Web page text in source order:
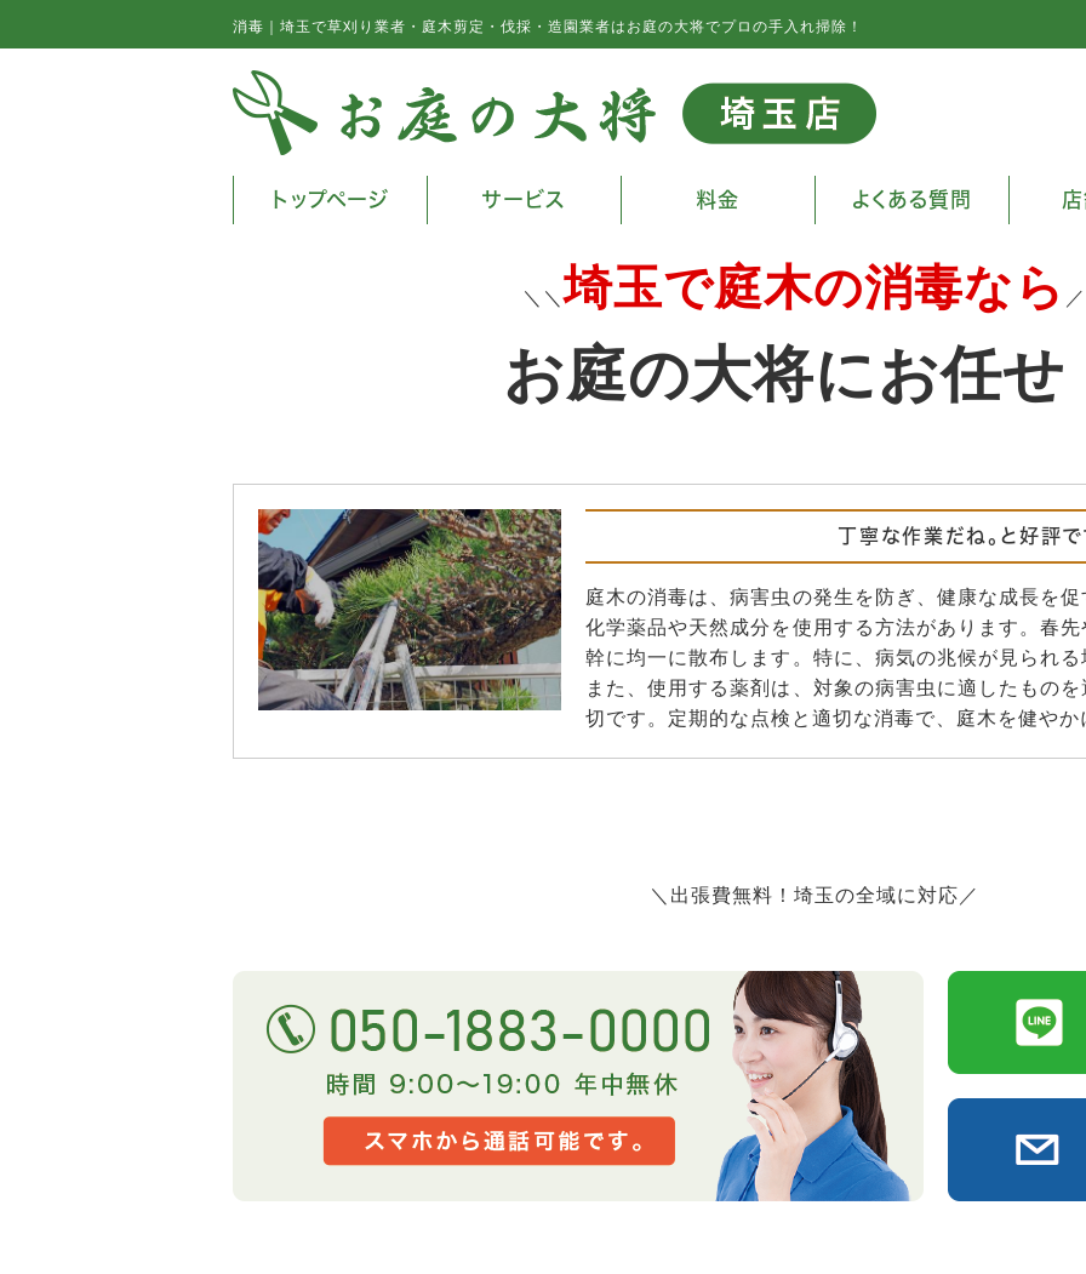
消毒｜埼玉で草刈り業者・庭木剪定・伐採・造園業者はお庭の大将でプロの手入れ掃除！
トップページ サービス 料金 よくある質問
＼＼埼玉で庭木の消毒なら
お庭の大将にお任せ
丁寧な作業だね。と好評で
庭木の消毒は、病害虫の発生を防ぎ、健康な成長を
化学薬品や天然成分を使用する方法があります。春
幹に均一に散布します。特に、病気の兆候が見られ
また、使用する薬剤は、対象の病害虫に適したもの
切です。定期的な点検と適切な消毒で、庭木を健や
＼出張費無料！埼玉の全域に対応／